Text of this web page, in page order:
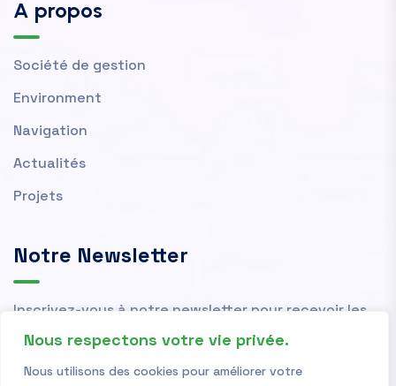
Nous respectons votre vie privée.
Nous utilisons des cookies pour améliorer votre
A propos
Société de gestion
Environment
Navigation
Actualités
Projets
Notre Newsletter
Inscrivez-vous à notre newsletter pour recevoir les
actualités et nouvelles de l'OMVS.